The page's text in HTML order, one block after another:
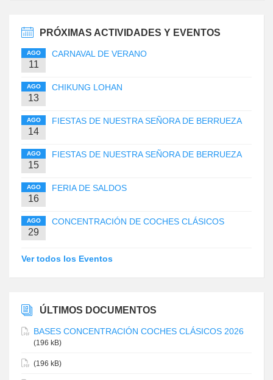
PRÓXIMAS ACTIVIDADES Y EVENTOS
AGO
11
CARNAVAL DE VERANO
AGO
13
CHIKUNG LOHAN
AGO
14
FIESTAS DE NUESTRA SEÑORA DE BERRUEZA
AGO
15
FIESTAS DE NUESTRA SEÑORA DE BERRUEZA
AGO
16
FERIA DE SALDOS
AGO
29
CONCENTRACIÓN DE COCHES CLÁSICOS
Ver todos los Eventos
ÚLTIMOS DOCUMENTOS
BASES CONCENTRACIÓN COCHES CLÁSICOS 2026
(196 kB)
(196 kB)